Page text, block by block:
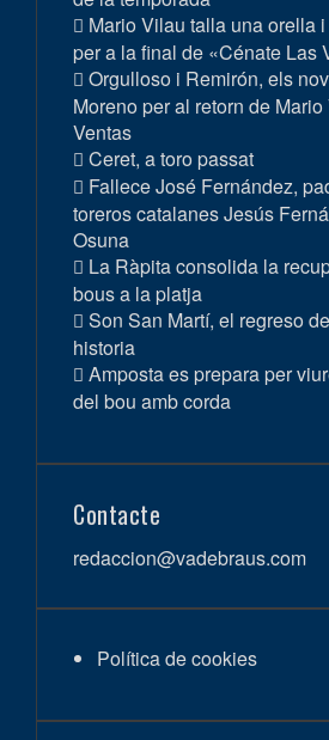
Mario Vilau talla una orella
per a la final de «Cénate Las
Orgulloso i Remirón, els
Moreno per al retorn de
Ventas
Ceret, a toro passat
Fallece José Fernández,
toreros catalanes Jesús
Osuna
La Ràpita consolida la
bous a la platja
Son San Martí, el regreso
historia
Amposta es prepara per
del bou amb corda
Contacte
redaccion@vadebraus.com
Política de cookies